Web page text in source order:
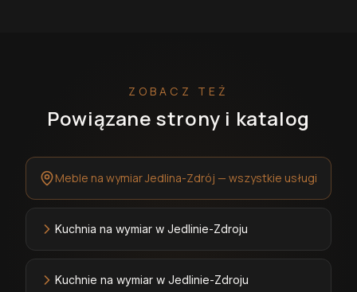
ZOBACZ TEŻ
Powiązane strony i katalog
Meble na wymiar Jedlina-Zdrój — wszystkie usługi
Kuchnia na wymiar w Jedlinie-Zdroju
Kuchnie na wymiar w Jedlinie-Zdroju